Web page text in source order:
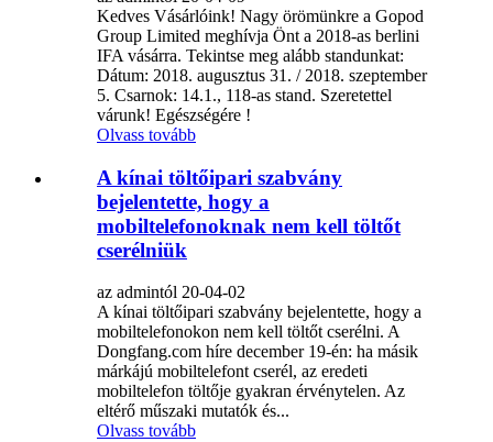
Kedves Vásárlóink! Nagy örömünkre a Gopod
Group Limited meghívja Önt a 2018-as berlini
IFA vásárra. Tekintse meg alább standunkat:
Dátum: 2018. augusztus 31. / 2018. szeptember
5. Csarnok: 14.1., 118-as stand. Szeretettel
várunk! Egészségére !
Olvass tovább
A kínai töltőipari szabvány
bejelentette, hogy a
mobiltelefonoknak nem kell töltőt
cserélniük
az admintól 20-04-02
A kínai töltőipari szabvány bejelentette, hogy a
mobiltelefonokon nem kell töltőt cserélni. A
Dongfang.com híre december 19-én: ha másik
márkájú mobiltelefont cserél, az eredeti
mobiltelefon töltője gyakran érvénytelen. Az
eltérő műszaki mutatók és...
Olvass tovább